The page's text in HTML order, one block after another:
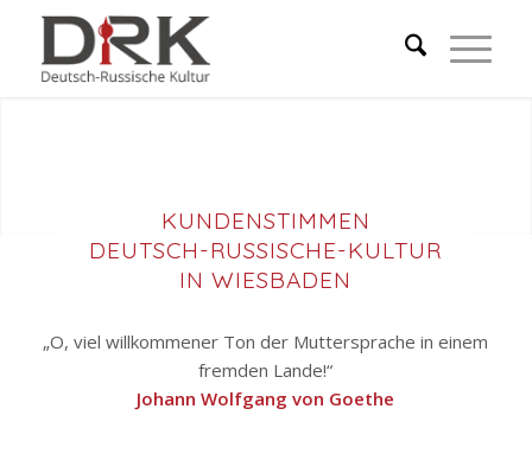
KUNDENSTIMMEN
DEUTSCH-RUSSISCHE-KULTUR
IN WIESBADEN
„O, viel willkommener Ton der Muttersprache in einem
fremden Lande!“
Johann Wolfgang von Goethe